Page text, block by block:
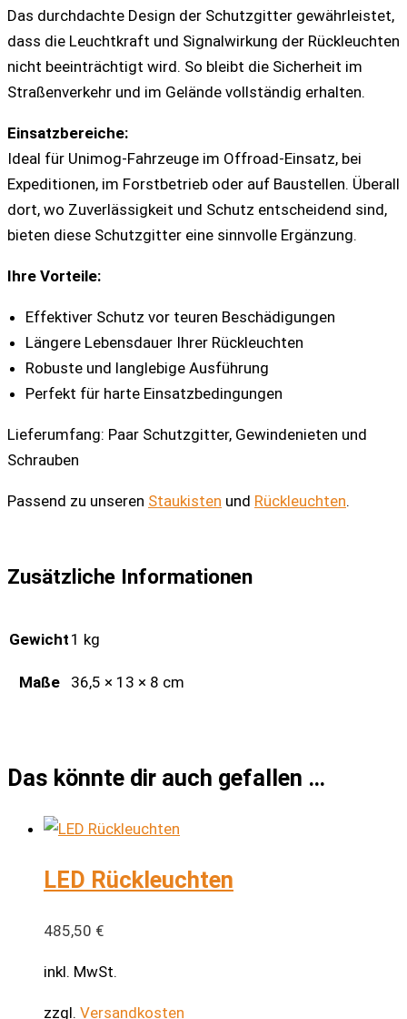
Das durchdachte Design der Schutzgitter gewährleistet,
dass die Leuchtkraft und Signalwirkung der Rückleuchten
nicht beeinträchtigt wird. So bleibt die Sicherheit im
Straßenverkehr und im Gelände vollständig erhalten.
Einsatzbereiche:
Ideal für Unimog-Fahrzeuge im Offroad-Einsatz, bei
Expeditionen, im Forstbetrieb oder auf Baustellen. Überall
dort, wo Zuverlässigkeit und Schutz entscheidend sind,
bieten diese Schutzgitter eine sinnvolle Ergänzung.
Ihre Vorteile:
Effektiver Schutz vor teuren Beschädigungen
Längere Lebensdauer Ihrer Rückleuchten
Robuste und langlebige Ausführung
Perfekt für harte Einsatzbedingungen
Lieferumfang: Paar Schutzgitter, Gewindenieten und
Schrauben
Passend zu unseren Staukisten und Rückleuchten.
Zusätzliche Informationen
Gewicht 1 kg
Maße 36,5 × 13 × 8 cm
Das könnte dir auch gefallen …
LED Rückleuchten
485,50 €
inkl. MwSt.
zzgl. Versandkosten